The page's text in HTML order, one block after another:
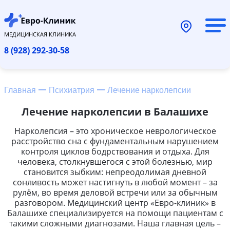
МЕДИЦИНСКАЯ КЛИНИКА
8 (928) 292-30-58
Главная Психиатрия Лечение нарколепсии
Лечение нарколепсии в Балашихе
Нарколепсия – это хроническое неврологическое
расстройство сна с фундаментальным нарушением
контроля циклов бодрствования и отдыха. Для
человека, столкнувшегося с этой болезнью, мир
становится зыбким: непреодолимая дневной
сонливость может настигнуть в любой момент – за
рулём, во время деловой встречи или за обычным
разговором. Медицинский центр «Евро-клиник» в
Балашихе специализируется на помощи пациентам с
такими сложными диагнозами. Наша главная цель –